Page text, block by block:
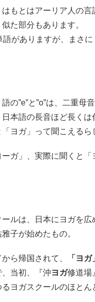
もとはアーリア人の言
た部分もあります。
がありますが、まさに
の”e”と”o”は、二重母
本語の長音ほど長くは
ヨガ」って聞こえるら
ガ」、実際に聞くと「
ールは、日本にヨガを
子が始めたもの。
ら帰国されて、 「ヨガ
当初、『沖ヨガ修道場
るヨガスクールのほとん